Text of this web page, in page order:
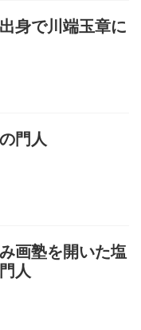
身で川端玉章に
門人
画塾を開いた塩
人